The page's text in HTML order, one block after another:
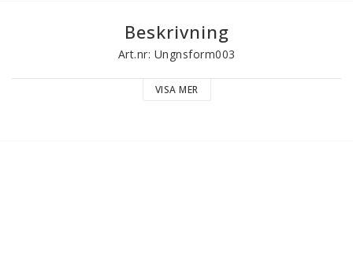
Beskrivning
Art.nr: Ungnsform003
VISA MER